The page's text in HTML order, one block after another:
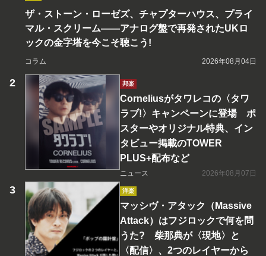
ザ・ストーン・ローゼズ、チャプターハウス、プライ
マル・スクリーム――アナログ盤で再発されたUKロ
ックの金字塔を今こそ聴こう!
コラム 2026年08月04日
邦楽
Corneliusがタワレコの〈タワ
ラブ!〉キャンペーンに登場 ポ
スターやオリジナル特典、イン
タビュー掲載のTOWER
PLUS+配布など
ニュース 2026年08月07日
洋楽
マッシヴ・アタック（Massive
Attack）はフジロックで何を問
うた? 柴那典が〈現地〉と
〈配信〉、2つのレイヤーから